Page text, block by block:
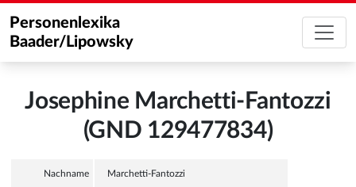
Personenlexika
Baader/Lipowsky
Josephine Marchetti-Fantozzi
(GND 129477834)
Nachname Marchetti-Fantozzi